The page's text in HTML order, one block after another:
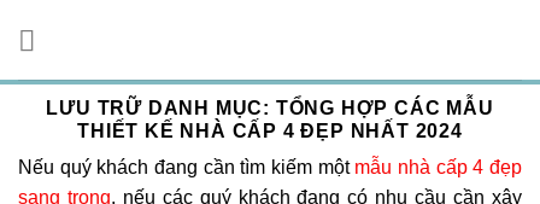
LƯU TRỮ DANH MỤC: TỔNG HỢP CÁC MẪU
THIẾT KẾ NHÀ CẤP 4 ĐẸP NHẤT 2024
Nếu quý khách đang cần tìm kiếm một mẫu nhà cấp 4 đẹp
sang trọng, nếu các quý khách đang có nhu cầu cần xây